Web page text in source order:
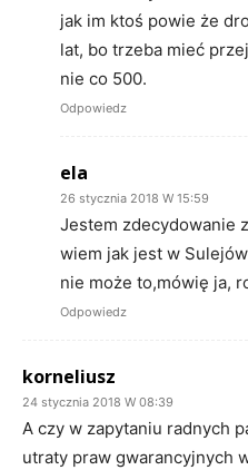
jak im ktoś powie że
lat, bo trzeba mieć
nie co 500.
Odpowiedz
ela
26 stycznia 2018 W 15:59
Jestem zdecydowanie
wiem jak jest w
nie może to,mówię ja,
Odpowiedz
korneliusz
24 stycznia 2018 W 08:39
A czy w zapytaniu radnych
utraty praw gwarancyjnych